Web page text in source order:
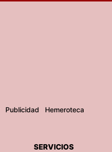
Publicidad Hemeroteca
SERVICIOS